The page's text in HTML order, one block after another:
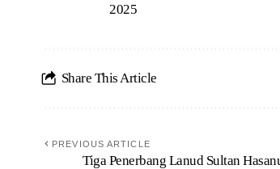
2025
Share This Article
PREVIOUS ARTICLE
Tiga Penerbang Lanud Sultan